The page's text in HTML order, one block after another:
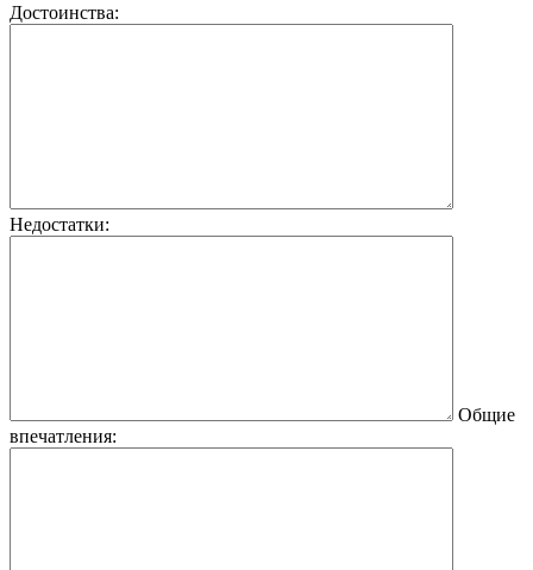
Достоинства:
Недостатки:
Общие
впечатления: